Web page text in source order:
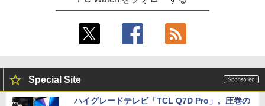
Special Site
ハイグレードテレビ「TCL Q7D Pro」。圧巻の